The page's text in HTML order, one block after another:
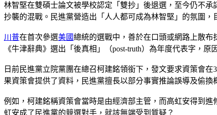
林智堅在雙碩士論文被學校認定「雙抄」後退選，至今仍不承
抄襲的混戰。民進黨營造出「人人都可成為林智堅」的氛圍
川普在首次參選美國總統的選戰中，善於在口頭或網路上散
《牛津辭典》選出「後真相」（post-truth）為年度代表字，
日前民進黨立院黨團在總召柯建銘領銜下，發文要求資策會
果資策會提供了資料，民進黨擅長以部分事實推論誤導及偷
例如，柯建銘稱資策會當時是由經濟部主管，而高虹安得到
虹安成了民進黨的競選對手，就該無端受到質疑？